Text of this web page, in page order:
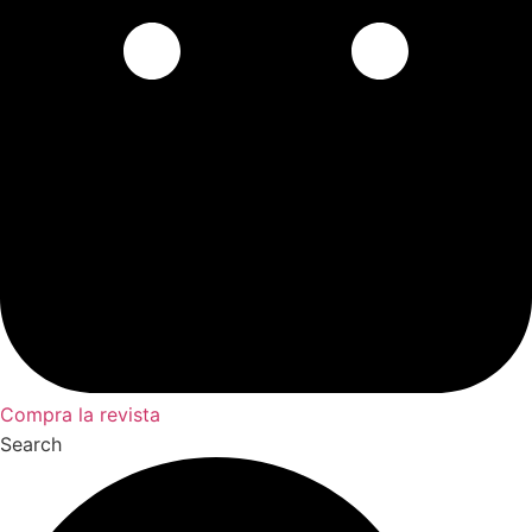
Compra la revista
Search